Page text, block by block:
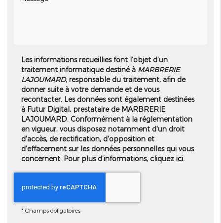
Les informations recueillies font l’objet d’un
traitement informatique destiné àMARBRERIE
LAJOUMARD, responsable du traitement, afin de
donner suite à votre demande et de vous
recontacter. Les données sont également destinées
à Futur Digital, prestataire de MARBRERIE
LAJOUMARD. Conformément à la réglementation
en vigueur, vous disposez notamment d'un droit
d'accès, de rectification, d'opposition et
d'effacement sur les données personnelles qui vous
concernent. Pour plus d’informations, cliquez ici.
* Champs obligatoires